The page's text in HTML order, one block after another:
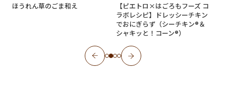
ほうれん草のごま和え
【ピエトロ×はごろもフーズ コ
ラボレシピ】ドレッシーチキン
でおにぎらず（シーチキン®＆
シャキッと！コーン®）